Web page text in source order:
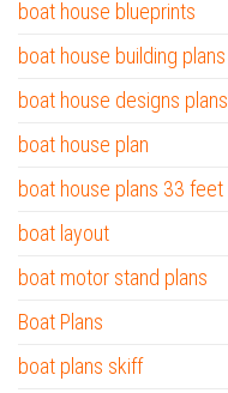
boat house blueprints
boat house building plans
boat house designs plans
boat house plan
boat house plans 33 feet
boat layout
boat motor stand plans
Boat Plans
boat plans skiff